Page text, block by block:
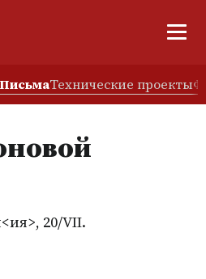
ПисьмаТехнические проекты
20/VII.